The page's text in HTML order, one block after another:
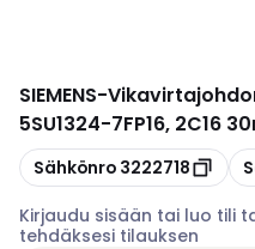
SIEMENS-
5SU1324-7FP16, 2C16
Kopioi
Sähkönro 3222718
Kirjaudu sisään tai luo tili
tehdäksesi tilauksen